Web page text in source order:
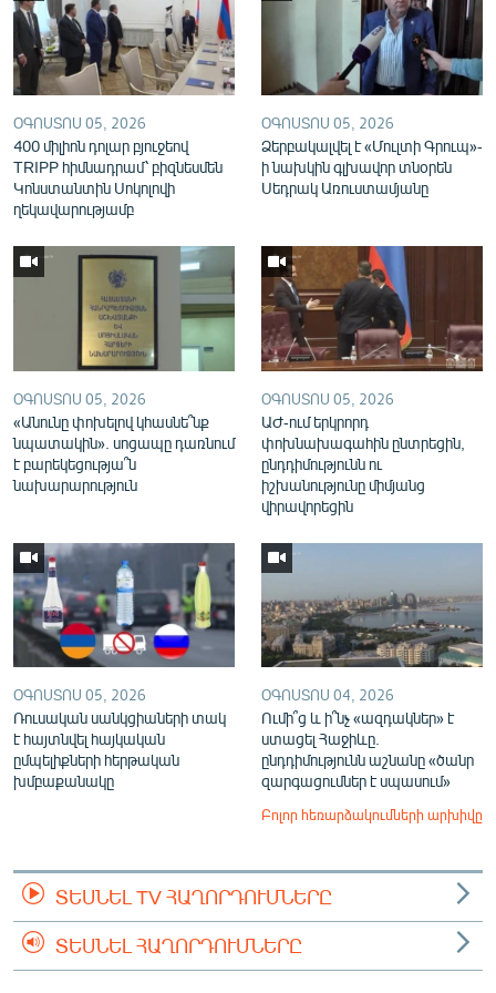
English
Русский
ՀԵՏԵՎԵՔ ՄԵԶ
«Ազատության» բոլոր կայքերը
ՕԳՈՍՏՈՍ 05, 2026
400 միլիոն դոլար բյուջեով
TRIPP հիմնադրամ՝ բիզնեսմեն
Կոնստանտին Սոկոլովի
ղեկավարությամբ
ՕԳՈՍՏՈՍ 05, 2026
Ձերբակալվել է «Մուլտի Գրուպ»-
ի նախկին գլխավոր տնօրեն
Սեդրակ Առուստամյանը
ՕԳՈՍՏՈՍ 05, 2026
«Անունը փոխելով կհասնե՞նք
նպատակին». սոցապը դառնում
է բարեկեցությա՞ն
նախարարություն
ՕԳՈՍՏՈՍ 05, 2026
ԱԺ-ում երկրորդ
փոխնախագահին ընտրեցին,
ընդդիմությունն ու
իշխանությունը միմյանց
վիրավորեցին
ՕԳՈՍՏՈՍ 05, 2026
Ռուսական սանկցիաների տակ
է հայտնվել հայկական
ըմպելիքների հերթական
խմբաքանակը
ՕԳՈՍՏՈՍ 04, 2026
Ումի՞ց և ի՞նչ «ազդակներ» է
ստացել Հաջիևը.
ընդդիմությունն աշնանը «ծանր
զարգացումներ է սպասում»
Բոլոր հեռարձակումների արխիվը
ՏԵՍՆԵԼ TV ՀԱՂՈՐԴՈՒՄՆԵՐԸ
ՏԵՍՆԵԼ ՀԱՂՈՐԴՈՒՄՆԵՐԸ